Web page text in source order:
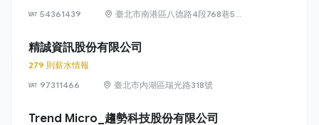
54361439
臺北市南港區八德路4段768巷5號
精誠資訊股份有限公司
279 則薪水情報
97311466
臺北市內湖區瑞光路318號
Trend Micro_趨勢科技股份有限公司